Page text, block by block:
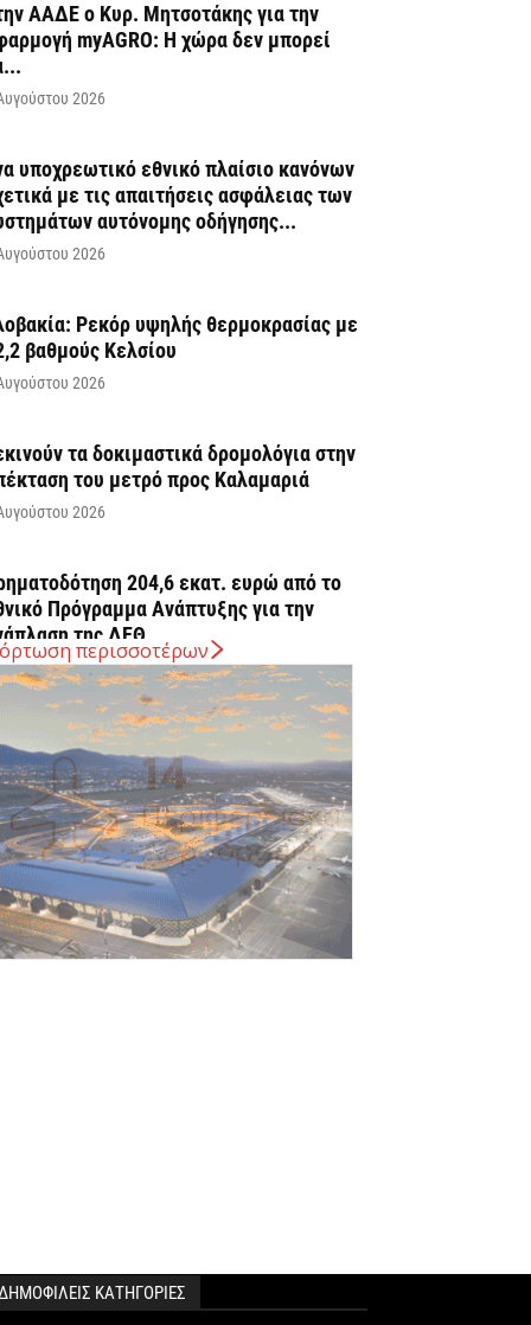
ΑΑΔΕ ο Κυρ. Μητσοτάκης για την
myAGRO: Η χώρα δεν μπορεί
2026
υποχρεωτικό εθνικό πλαίσιο κανόνων
με τις απαιτήσεις ασφάλειας των
αυτόνομης οδήγησης...
2026
Ρεκόρ υψηλής θερμοκρασίας με
βαθμούς Κελσίου
2026
τα δοκιμαστικά δρομολόγια στην
του μετρό προς Καλαμαριά
2026
204,6 εκατ. ευρώ από το
Πρόγραμμα Ανάπτυξης για την
της ΔΕΘ
Αυγούστου 2026
Αύριο η δεύτερη πληρωμή των
του Λογαριασμού Αγροτικής
Αυγούστου 2026
Στα 53,6 εκατ. ευρώ τα
λειτουργικά κέρδη
Αυγούστου 2026
ιστορικό ρεκόρ για την AEGEAN τον
με 2 εκατομμύρια επιβάτες
περισσοτέρων
ΚΑΤΗΓΟΡΙΕΣ